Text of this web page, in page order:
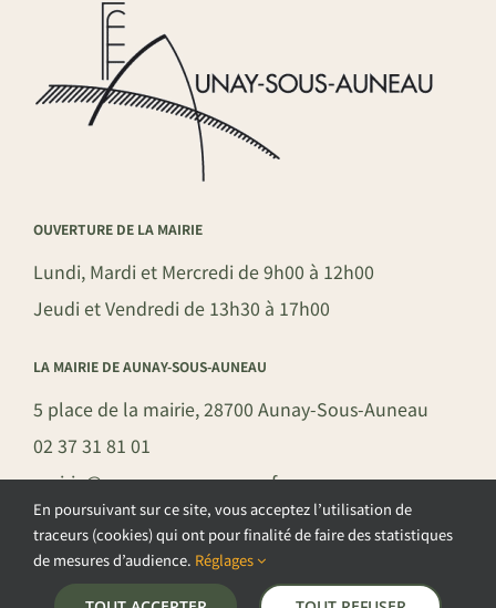
OUVERTURE DE LA MAIRIE
Lundi, Mardi et Mercredi de 9h00 à 12h00
Jeudi et Vendredi de 13h30 à 17h00
LA MAIRIE DE AUNAY-SOUS-AUNEAU
5 place de la mairie, 28700 Aunay-Sous-Auneau
02 37 31 81 01
mairie@aunay-sous-auneau.fr
©COPYRIGHT 2026 – COMMUNE DE AUNAY-SOUS-AUNEAU –
En poursuivant sur ce site, vous acceptez l’utilisation de
traceurs (cookies) qui ont pour finalité de faire des statistiques
de mesures d’audience. Réglages